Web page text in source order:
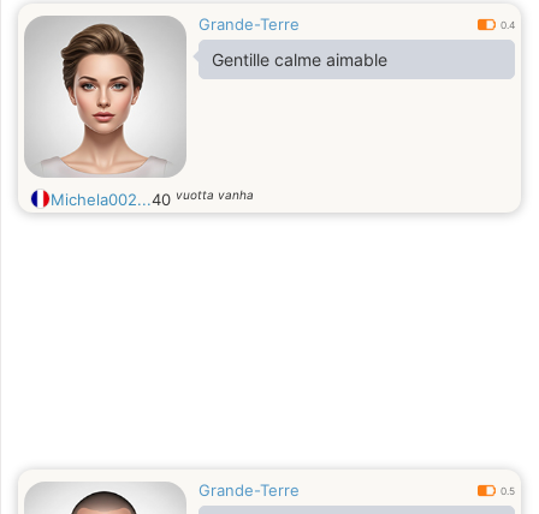
Grande-Terre 0.4
Gentille calme aimable
Michela002...40 vuotta vanha
Grande-Terre 0.5